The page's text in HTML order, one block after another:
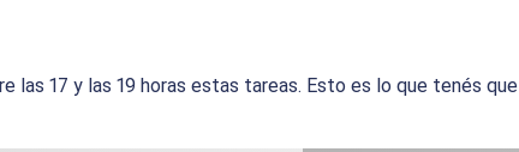
las 17 y las 19 horas estas tareas. Esto es lo que tenés que